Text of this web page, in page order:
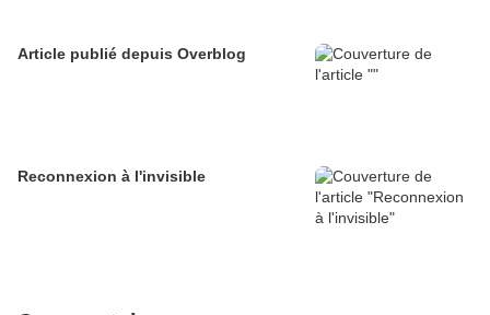
Article publié depuis Overblog
Reconnexion à l'invisible